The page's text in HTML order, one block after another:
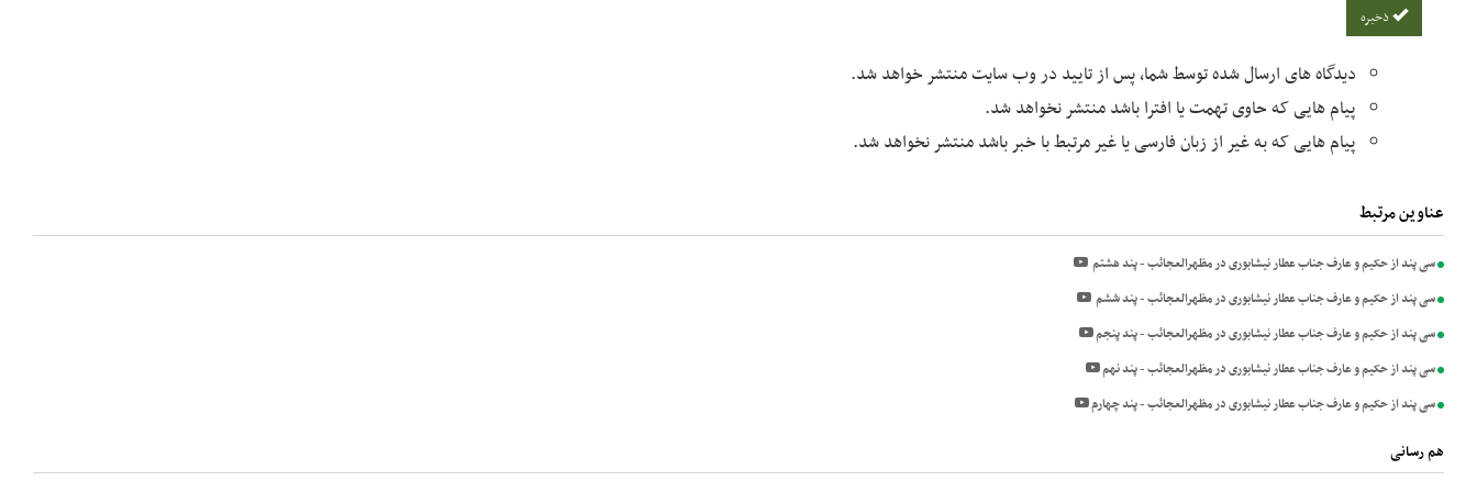
دیدگاه های ارسال شده توسط شما، پس از تایید در وب سایت منتشر خواهد شد.
پیام هایی که حاوی تهمت یا افترا باشد منتشر نخواهد شد.
پیام هایی که به غیر از زبان فارسی یا غیر مرتبط با خبر باشد منتشر نخواهد شد.
عناوین مرتبط
سی پند از حکیم و عارف جناب عطار نیشابوری در مظهرالعجائب - پند هشتم
سی پند از حکیم و عارف جناب عطار نیشابوری در مظهرالعجائب - پند ششم
سی پند از حکیم و عارف جناب عطار نیشابوری در مظهرالعجائب - پند پنجم
سی پند از حکیم و عارف جناب عطار نیشابوری در مظهرالعجائب - پند نهم
سی پند از حکیم و عارف جناب عطار نیشابوری در مظهرالعجائب - پند چهارم
هم رسانی